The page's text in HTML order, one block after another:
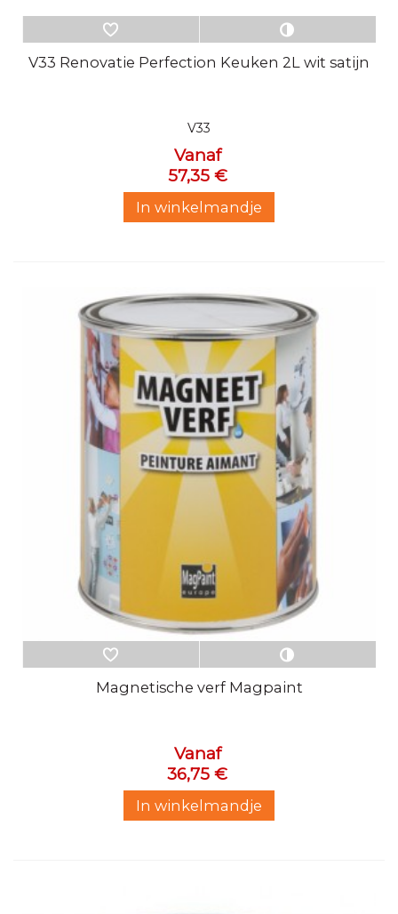
V33 Renovatie Perfection Keuken 2L wit satijn
V33
Vanaf
57,35 €
In winkelmandje
Magnetische verf Magpaint
Vanaf
36,75 €
In winkelmandje